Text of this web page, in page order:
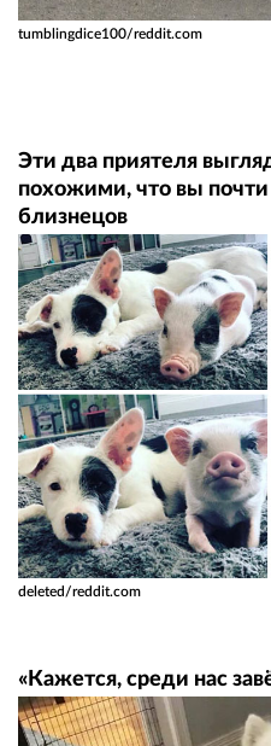
tumblingdice100/reddit.com
Эти два приятеля
похожими, что вы
близнецов
deleted/reddit.com
«Кажется, среди нас